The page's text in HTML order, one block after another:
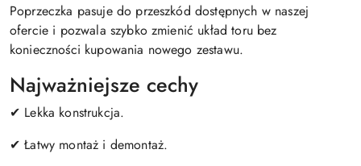
Poprzeczka pasuje do przeszkód dostępnych w naszej
ofercie i pozwala szybko zmienić układ toru bez
konieczności kupowania nowego zestawu.
Najważniejsze cechy
✔ Lekka konstrukcja.
✔ Łatwy montaż i demontaż.